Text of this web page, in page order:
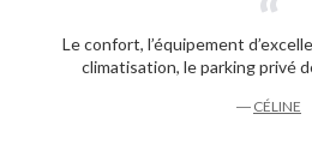
Le confort, l’équipement
climatisation, le parking privé
― CÉLINE